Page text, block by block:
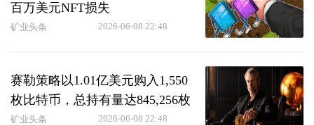
百万美元NFT损失
矿业头条 2026-06-08 22:48
赛勒策略以1.01亿美元购入1,550
枚比特币，总持有量达845,256枚
矿业头条 2026-06-08 22:48